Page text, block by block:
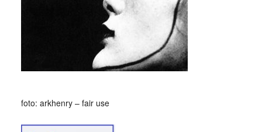
foto: arkhenry – fair use